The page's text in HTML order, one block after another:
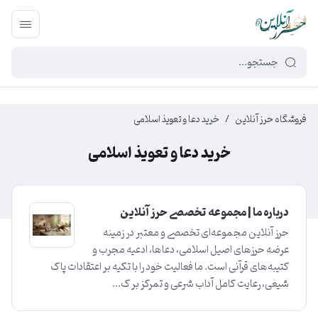
449f43cf-3da2-4422-bb12-2566cb5b8b05
فروشگاه حرز آنلاین / خرید دعا و تعویذ اسلامی
خرید دعا و تعویذ اسلامی
درباره ما | مجموعه تخصصی حرز آنلاین
حرز آنلاین مجموعه‌ای تخصصی و معتبر در زمینه
عرضه حرزهای اصیل اسلامی، دعاها، ادعیه مجرب و
کتیبه‌های قرآنی است. ما فعالیت خود را با تکیه بر اعتقادات پاک
شیعی، رعایت کامل آداب شرعی و تمرکز بر ک...